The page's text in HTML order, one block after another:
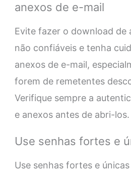
anexos de e-mail
Evite fazer o download de
não confiáveis ​​e tenha
anexos de e-mail,
forem de remetentes
Verifique sempre a
e anexos antes de abri-los.
Use senhas fortes e
Use senhas fortes e